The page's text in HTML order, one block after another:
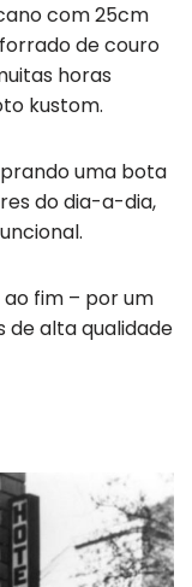
com 25cm
de couro
horas
kustom.
uma bota
do dia-a-dia,
fim – por um
de alta qualidade